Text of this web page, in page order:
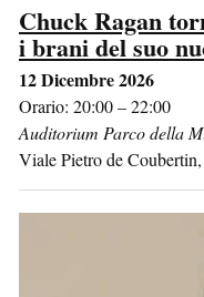
Chuck Ragan
i brani del suo
12 Dicembre 2026
Orario: 20:00 – 22:00
Auditorium Parco della
Viale Pietro de